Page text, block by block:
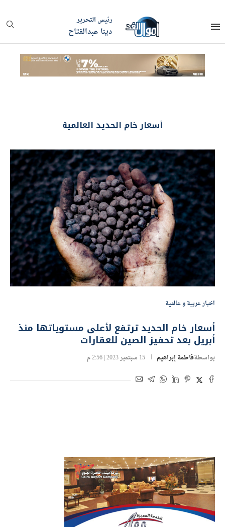
رئيس التحرير
دينا عبدالفتاح
أسعار خام الحديد العالمية
اخبار عربية و عالمية
أسعار خام الحديد ترتفع لأعلى مستوياتها منذ
أبريل بعد تحفيز الصين للعقارات
بواسطةفاطمة إبراهيم 15 سبتمبر 2023 | 2:56 م